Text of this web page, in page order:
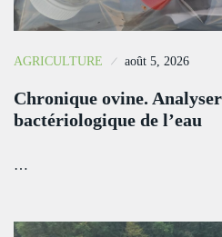
AGRICULTURE août 5, 2026
Chronique ovine.
bactériologique de l’eau
…